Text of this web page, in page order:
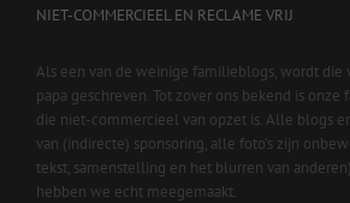
NIET-COMMERCIEEL EN RECLAME VRIJ
Als een van de weinige familieblogs, wordt die
papa geschreven. Tot zover ons bekend is
die niet-commercieel van opzet is. Alle blogs
van (indirecte) sponsoring, alle foto’s zijn
tekst, samenstelling en het blurren van
hebben we echt meegemaakt.